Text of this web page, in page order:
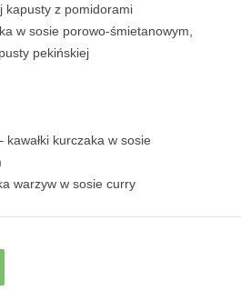
kapusty z pomidorami
w sosie porowo-śmietanowym,
pekińskiej
kurczaka w sosie
warzyw w sosie curry